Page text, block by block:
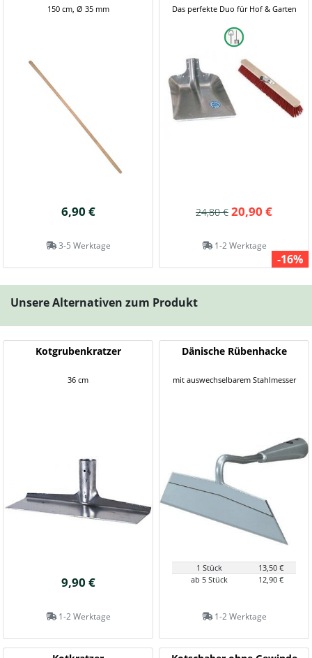
150 cm, Ø 35 mm
6,90 €
3-5 Werktage
Das perfekte Duo für Hof & Garten
24,80 € 20,90 €
1-2 Werktage
-16%
Unsere Alternativen zum Produkt
Kotgrubenkratzer
36 cm
9,90 €
1-2 Werktage
Dänische Rübenhacke
mit auswechselbarem Stahlmesser
1 Stück
13,50 €
ab 5 Stück
12,90 €
1-2 Werktage